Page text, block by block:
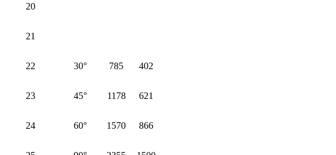
20
21
22 30° 785 402
23 45° 1178 621
24 60° 1570 866